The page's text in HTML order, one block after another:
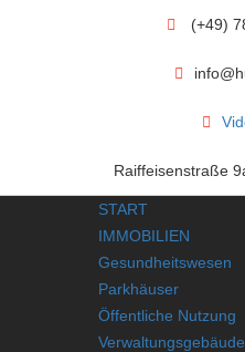
(+49)
Raiffeisenstraße
START
IMMOBILIEN
Gesundheitswesen
Parkhäuser
Öffentliche Nutzung
Verwaltungsgebäude